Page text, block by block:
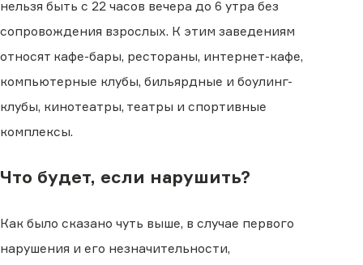
нельзя быть с 22 часов вечера до 6 утра без
сопровождения взрослых. К этим заведениям
относят кафе-бары, рестораны, интернет-кафе,
компьютерные клубы, бильярдные и боулинг-
клубы, кинотеатры, театры и спортивные
комплексы.
Что будет, если нарушить?
Как было сказано чуть выше, в случае первого
нарушения и его незначительности,